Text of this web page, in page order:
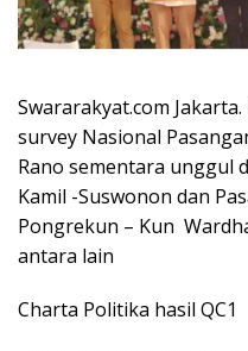
Swararakyat.com
survey Nasional
Rano sementara unggul
Kamil -Suswonon dan
Pongrekun – Kun
antara lain
Charta Politika hasil QC1